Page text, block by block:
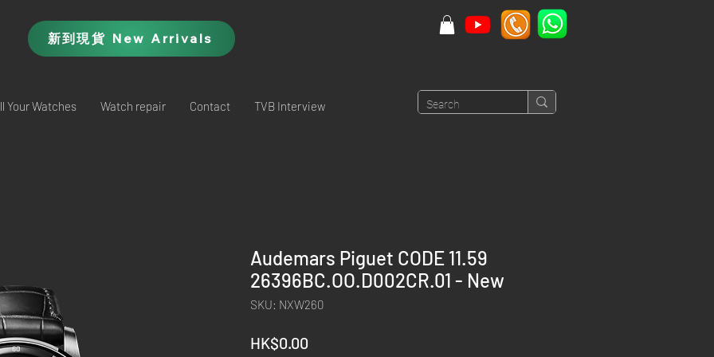
新到現貨 New Arrivals
Your Watches Watch repair Contact TVB Interview
Audemars Piguet CODE 11.59
26396BC.OO.D002CR.01 - New
SKU: NXW260
HK$0.00